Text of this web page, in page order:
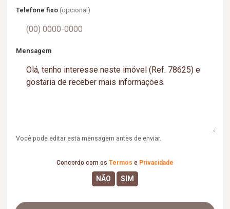
Telefone fixo (opcional)
Mensagem
Você pode editar esta mensagem antes de enviar.
Concordo com os Termos e Privacidade